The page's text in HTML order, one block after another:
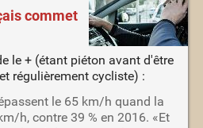
commet
le + (étant piéton avant d'être
régulièrement cycliste) :
le 65 km/h quand la
h, contre 39 % en 2016. «Et